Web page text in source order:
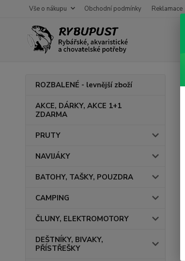
Vše o nákupu Obchodní podmínky Reklamace
ROZBALENÉ - levnější zboží
AKCE, DÁRKY, AKCE 1+1
ZDARMA
PRUTY
NAVIJÁKY
BATOHY, TAŠKY, POUZDRA
CAMPING
ČLUNY, ELEKTROMOTORY
DEŠTNÍKY, BIVAKY,
PŘÍSTŘEŠKY